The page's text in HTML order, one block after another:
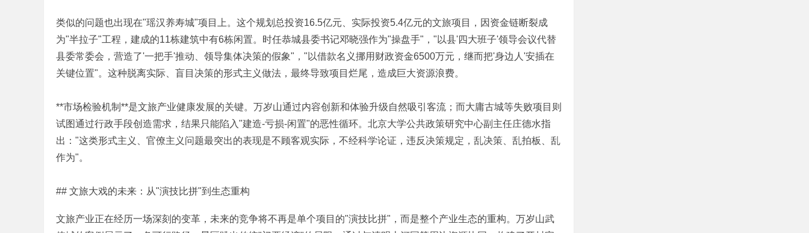
类似的问题也出现在"瑶汉养寿城"项目上。这个规划总投资16.5亿元、实际投资5.4亿元的文旅项目，因资金链断裂成
为"半拉子"工程，建成的11栋建筑中有6栋闲置。时任恭城县委书记邓晓强作为"操盘手"，"以县'四大班子'领导会议代替
县委常委会，营造了'一把手'推动、领导集体决策的假象"，"以借款名义挪用财政资金6500万元，继而把'身边人'安插在
关键位置"。这种脱离实际、盲目决策的形式主义做法，最终导致项目烂尾，造成巨大资源浪费。
**市场检验机制**是文旅产业健康发展的关键。万岁山通过内容创新和体验升级自然吸引客流；而大庸古城等失败项目则
试图通过行政手段创造需求，结果只能陷入"建造-亏损-闲置"的恶性循环。北京大学公共政策研究中心副主任庄德水指
出："这类形式主义、官僚主义问题最突出的表现是不顾客观实际，不经科学论证，违反决策规定，乱决策、乱拍板、乱
作为"。
## 文旅大戏的未来：从"演技比拼"到生态重构
文旅产业正在经历一场深刻的变革，未来的竞争将不再是单个项目的"演技比拼"，而是整个产业生态的重构。万岁山武